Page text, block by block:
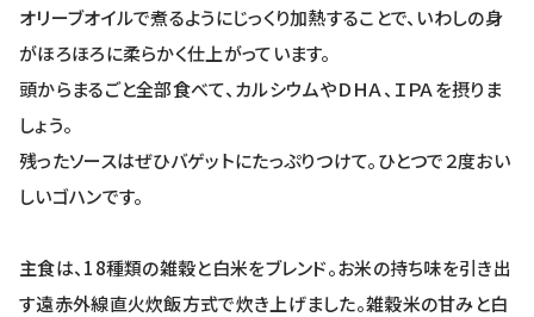
オリーブオイルで煮るようにじっくり加熱することで、いわしの身
がほろほろに柔らかく仕上がっています。
頭からまるごと全部食べて、カルシウムやＤＨＡ、ＩＰＡを摂りま
しょう。
残ったソースはぜひバゲットにたっぷりつけて。ひとつで２度おい
しいゴハンです。
主食は、18種類の雑穀と白米をブレンド。お米の持ち味を引き出
す遠赤外線直火炊飯方式で炊き上げました。雑穀米の甘みと白